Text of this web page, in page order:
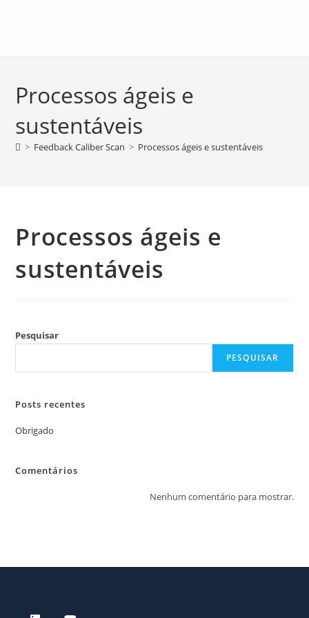
Processos ágeis e
sustentáveis
> Feedback Caliber Scan > Processos ágeis e sustentáveis
Processos ágeis e
sustentáveis
Pesquisar
PESQUISAR
Posts recentes
Obrigado
Comentários
Nenhum comentário para mostrar.